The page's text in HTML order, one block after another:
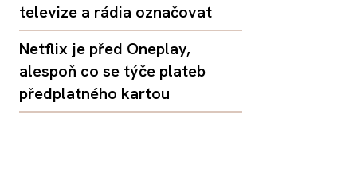
televize a rádia označovat
Netflix je před Oneplay,
alespoň co se týče plateb
předplatného kartou